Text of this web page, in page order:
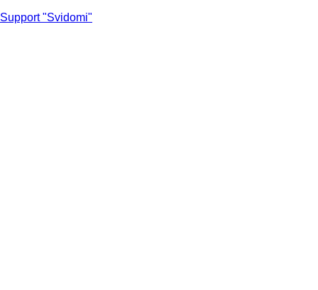
Support "Svidomi"